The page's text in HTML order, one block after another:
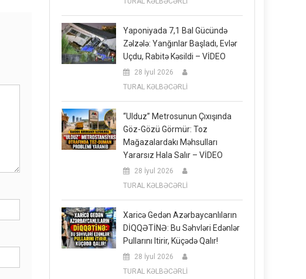
Yaponiyada 7,1 Bal Gücündə
Zəlzələ: Yanğınlar Başladı, Evlər
Uçdu, Rabitə Kəsildi – VİDEO
28 İyul 2026
TURAL KƏLBƏCƏRLİ
“Ulduz” Metrosunun Çıxışında
Göz-Gözü Görmür: Toz
Mağazalardakı Məhsulları
Yararsız Hala Salır – VİDEO
28 İyul 2026
TURAL KƏLBƏCƏRLİ
Xaricə Gedən Azərbaycanlıların
DİQQƏTİNƏ: Bu Səhvləri Edənlər
Pullarını Itirir, Küçədə Qalır!
28 İyul 2026
TURAL KƏLBƏCƏRLİ